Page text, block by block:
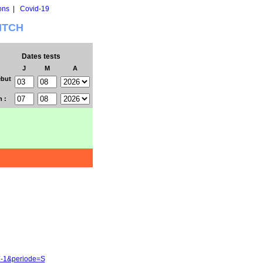
| Covid-19
Dates tests
J M
A
:
1&periode=S